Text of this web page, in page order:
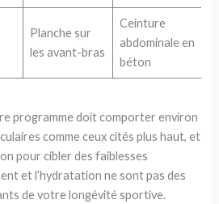
Planche sur
les avant-bras
Ceinture
abdominale en
béton
programme doit comporter environ
comme ceux cités plus haut, et
pour cibler des faiblesses
et l’hydratation ne sont pas des
de votre longévité sportive.